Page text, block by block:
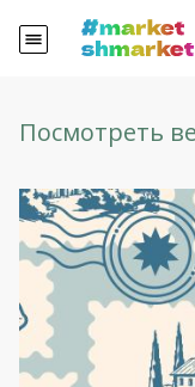
Посмотреть